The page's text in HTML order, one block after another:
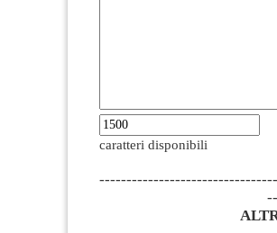
caratteri disponibili